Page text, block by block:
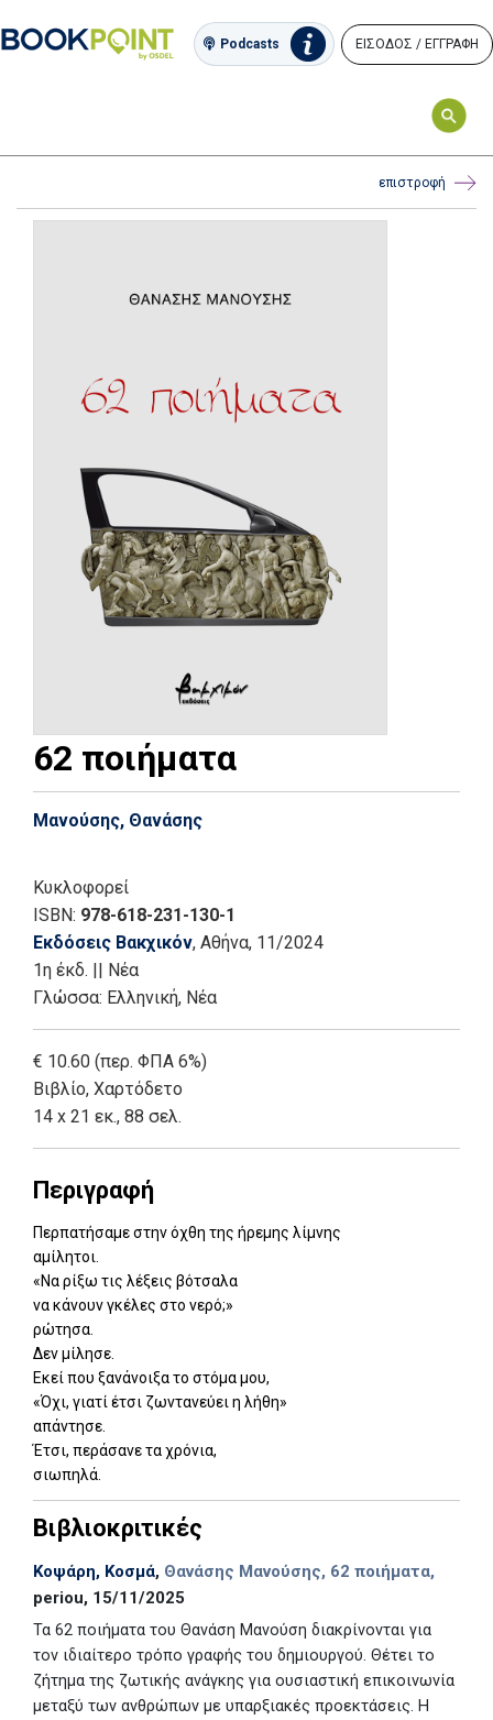
Podcasts ΕΙΣΟΔΟΣ / ΕΓΓΡΑΦΗ
επιστροφή
62 ποιήματα
Μανούσης, Θανάσης
Κυκλοφορεί
ISBN: 978-618-231-130-1
Εκδόσεις Βακχικόν, Αθήνα, 11/2024
1η έκδ. || Νέα
Γλώσσα: Ελληνική, Νέα
€ 10.60 (περ. ΦΠΑ 6%)
Βιβλίο, Χαρτόδετο
14 x 21 εκ., 88 σελ.
Περιγραφή
Περπατήσαμε στην όχθη της ήρεμης λίμνης
αμίλητοι.
«Να ρίξω τις λέξεις βότσαλα
να κάνουν γκέλες στο νερό;»
ρώτησα.
Δεν μίλησε.
Εκεί που ξανάνοιξα το στόμα μου,
«Όχι, γιατί έτσι ζωντανεύει η λήθη»
απάντησε.
Έτσι, περάσανε τα χρόνια,
σιωπηλά.
Βιβλιοκριτικές
Κοψάρη, Κοσμά, Θανάσης Μανούσης, 62 ποιήματα,
periou, 15/11/2025
Τα 62 ποιήματα του Θανάση Μανούση διακρίνονται για
τον ιδιαίτερο τρόπο γραφής του δημιουργού. Θέτει το
ζήτημα της ζωτικής ανάγκης για ουσιαστική επικοινωνία
μεταξύ των ανθρώπων με υπαρξιακές προεκτάσεις. Η